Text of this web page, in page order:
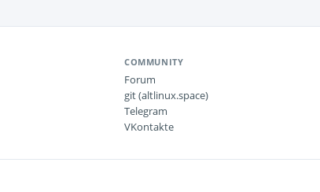
COMMUNITY
Forum
git (altlinux.space)
Telegram
VKontakte